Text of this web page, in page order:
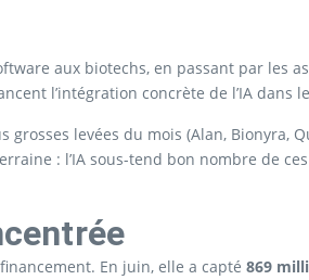
aux biotechs, en passant par les
l’intégration concrète de l’IA dans
grosses levées du mois (Alan, Bionyra,
: l’IA sous-tend bon nombre de ces
En juin, elle a capté 869